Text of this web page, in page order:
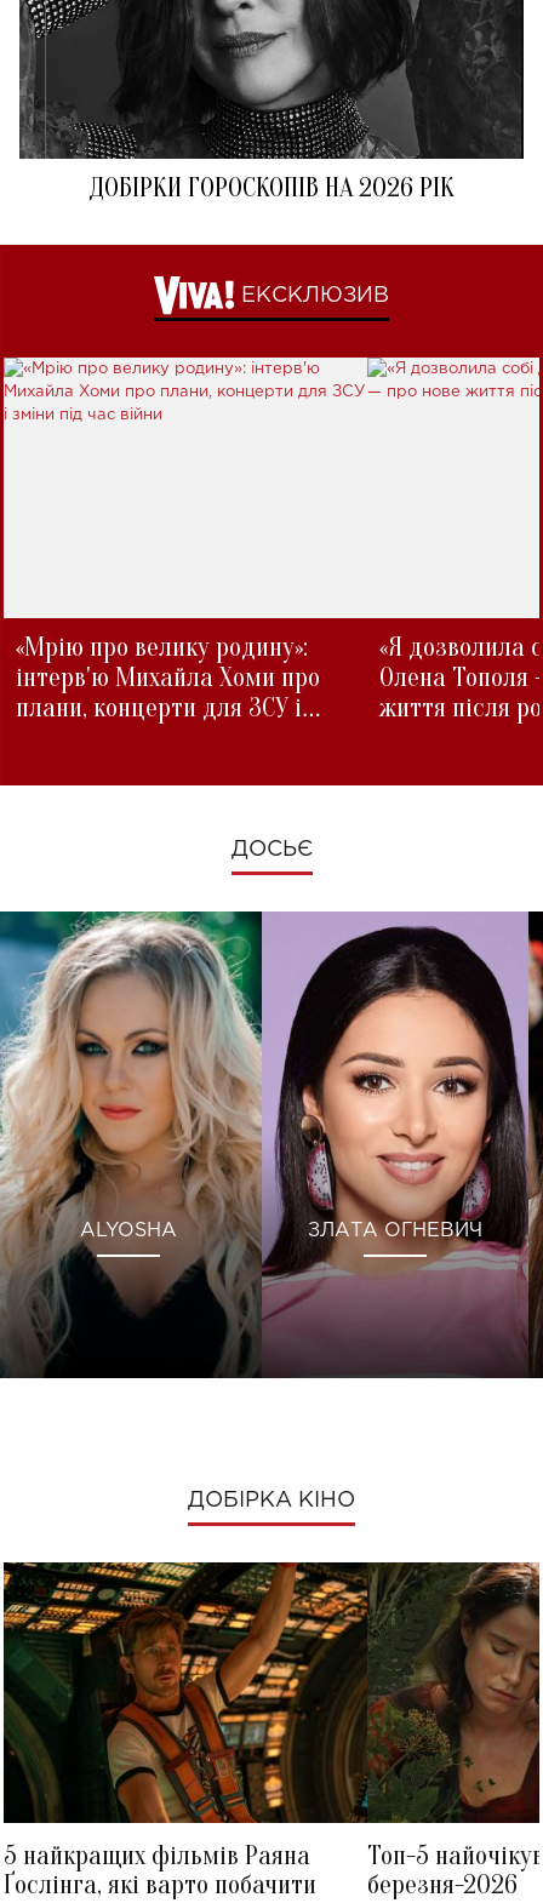
ДОБІРКИ ГОРОСКОПІВ НА 2026 РІК
ЕКСКЛЮЗИВ
«Мрію про велику родину»:
інтерв'ю Михайла Хоми про
плани, концерти для ЗСУ і
«Я дозволила
Олена Тополя
життя після
ДОСЬЄ
ALYOSHA ЗЛАТА ОГНЕВИЧ
ДОБІРКА КІНО
5 найкращих фільмів Раяна
Ґослінга, які варто побачити
Топ-5
березня-2026